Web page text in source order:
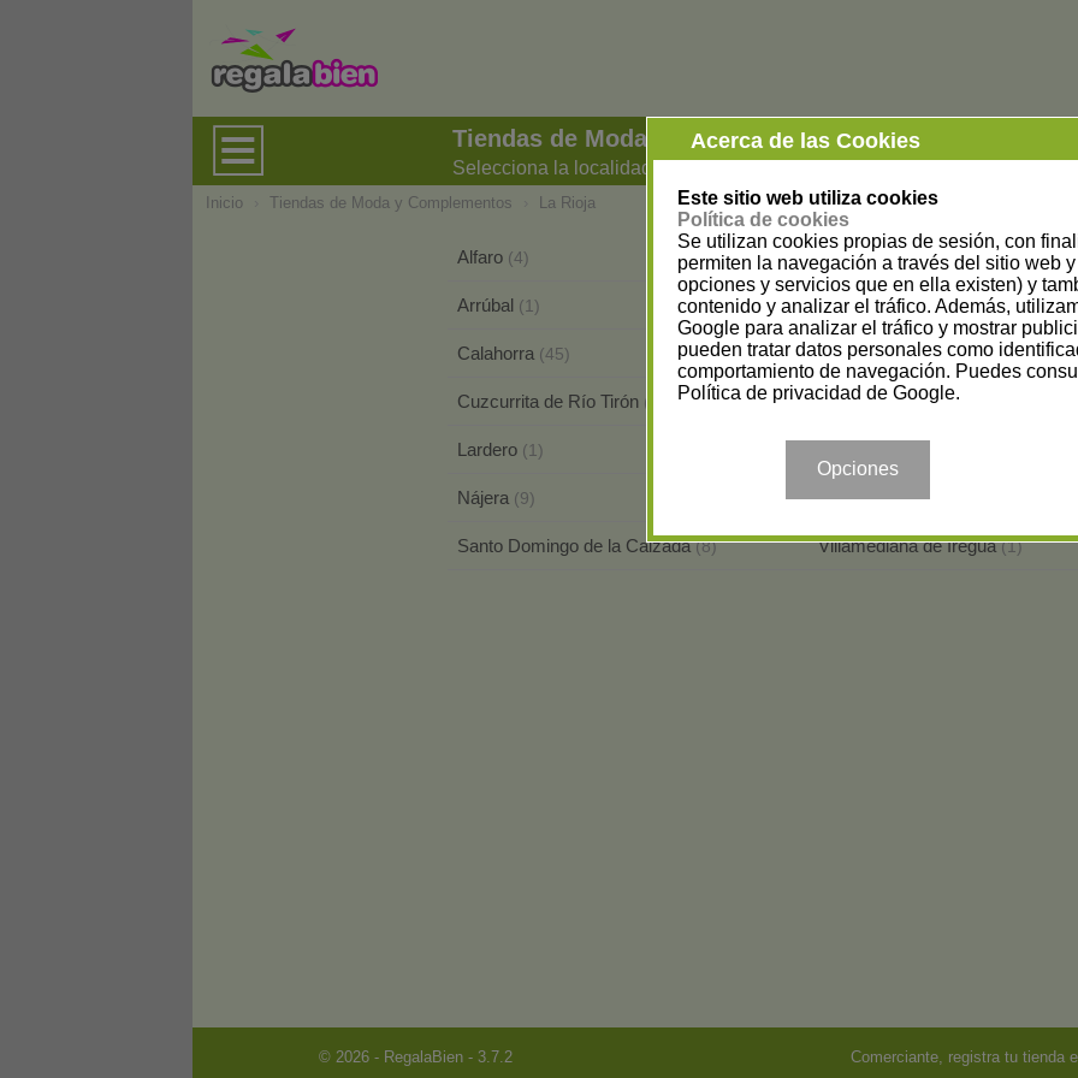
Tiendas de Moda y Complementos en La Rioja
Selecciona la localidad
Acerca de las Cookies
Este sitio web utiliza cookies
Política de cookies
Se utilizan cookies propias de sesión, con
permiten la navegación a través del sitio web
opciones y servicios que en ella existen) y
contenido y analizar el tráfico. Además,
Google para analizar el tráfico y mostrar
pueden tratar datos personales como
comportamiento de navegación. Puedes
Política de privacidad de Google.
Opciones
Inicio Tiendas de Moda y Complementos La Rioja
Alfaro (4) Arnedo (22)
Arrúbal (1) Baños de Río Tobía(1)
Calahorra (45) Cervera del Río Alhama(1)
Cuzcurrita de Río Tirón (1) Haro (15)
Lardero (1)
Nájera (9) Pradejón(1)
Santo Domingo de la Calzada(8) Villamediana de Iregua(1)
© 2026 - RegalaBien - 3.7.2 Comerciante, registra tu tienda